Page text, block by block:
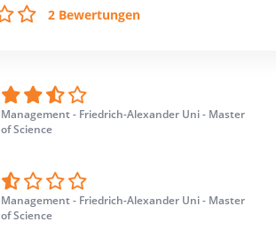
2 Bewertungen
Management - Friedrich-Alexander Uni - Master
of Science
Management - Friedrich-Alexander Uni - Master
of Science